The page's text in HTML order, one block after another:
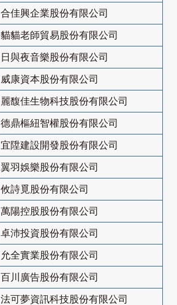
合佳興企業股份有限公司
貓貓老師貿易股份有限公司
日與夜音樂股份有限公司
威康資本股份有限公司
麗馥佳生物科技股份有限公司
德鼎樞紐智權股份有限公司
宜陞建設開發股份有限公司
翼羽娛樂股份有限公司
攸詩覓股份有限公司
萬陽控股股份有限公司
卓沛投資股份有限公司
允全實業股份有限公司
百川廣告股份有限公司
法可夢資訊科技股份有限公司